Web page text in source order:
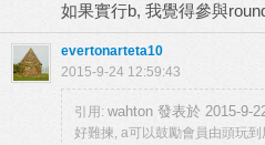
如果實行b, 我覺得參與
evertonarteta10
2015-9-24 12:59:43
引用: wahton 發表於 2015-9-
好難揀, a可以鼓勵會員由頭玩